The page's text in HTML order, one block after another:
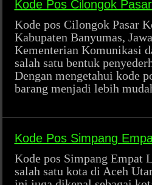
Kode Pos Cilongok
Kode pos Cilongok Pasar
Kabupaten Banyumas,
Kementerian Komunikasi
salah satu bentuk
Dengan mengetahui kode
barang menjadi lebih
Kode Pos Simpang
Kode pos Simpang Empat
salah satu kota di Aceh